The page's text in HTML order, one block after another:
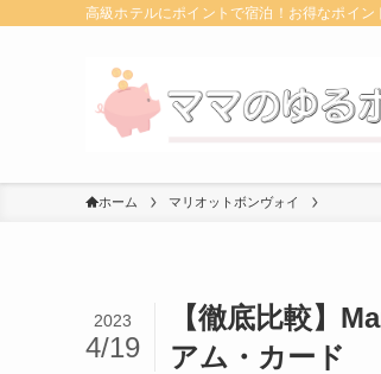
高級ホテルにポイントで宿泊！お得なポイン
ホーム マリオットボンヴォイ
【徹底比較】
アム・カード
2023
4/19